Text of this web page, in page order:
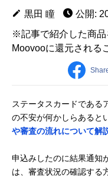
黒田 瞳
公開:
※記事で紹介した商
Moovooに還元される
ステータスカードである
の不安が何かしらあると
や審査の流れについて解
申込みしたのに結果通知
は、審査状況の確認する